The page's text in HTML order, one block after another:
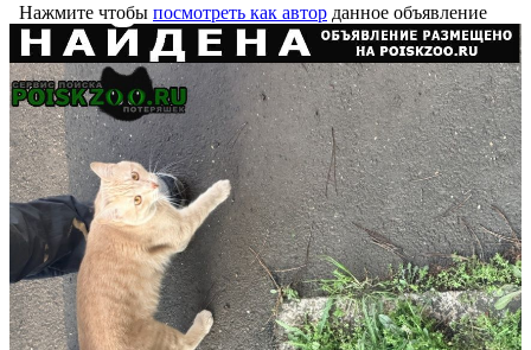
Нажмите чтобы посмотреть как автор данное объявление